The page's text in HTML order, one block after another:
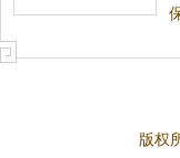
版权